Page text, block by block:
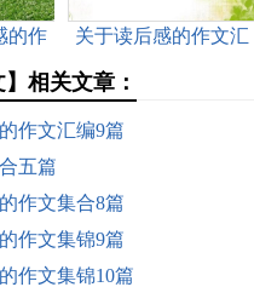
的作
关于读后感的作文汇
】相关文章：
作文汇编9篇
五篇
作文集合8篇
作文集锦9篇
作文集锦10篇